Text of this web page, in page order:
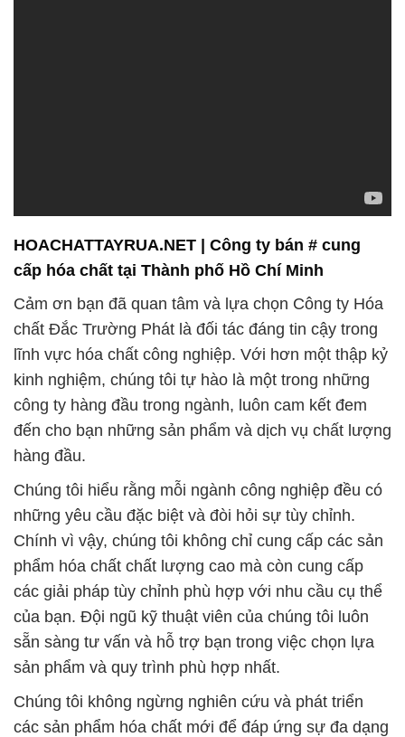
HOACHATTAYRUA.NET | Công ty bán # cung
cấp hóa chất tại Thành phố Hồ Chí Minh
Cảm ơn bạn đã quan tâm và lựa chọn Công ty Hóa
chất Đắc Trường Phát là đối tác đáng tin cậy trong
lĩnh vực hóa chất công nghiệp. Với hơn một thập kỷ
kinh nghiệm, chúng tôi tự hào là một trong những
công ty hàng đầu trong ngành, luôn cam kết đem
đến cho bạn những sản phẩm và dịch vụ chất lượng
hàng đầu.
Chúng tôi hiểu rằng mỗi ngành công nghiệp đều có
những yêu cầu đặc biệt và đòi hỏi sự tùy chỉnh.
Chính vì vậy, chúng tôi không chỉ cung cấp các sản
phẩm hóa chất chất lượng cao mà còn cung cấp
các giải pháp tùy chỉnh phù hợp với nhu cầu cụ thể
của bạn. Đội ngũ kỹ thuật viên của chúng tôi luôn
sẵn sàng tư vấn và hỗ trợ bạn trong việc chọn lựa
sản phẩm và quy trình phù hợp nhất.
Chúng tôi không ngừng nghiên cứu và phát triển
các sản phẩm hóa chất mới để đáp ứng sự đa dạng